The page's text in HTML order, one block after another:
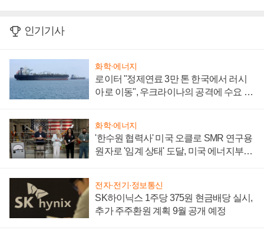
인기기사
화학·에너지
로이터 "정제연료 3만 톤 한국에서 러시
아로 이동", 우크라이나의 공격에 수요 늘
화학·에너지
'한수원 협력사' 미국 오클로 SMR 연구용
원자로 '임계 상태' 도달, 미국 에너지부
전자·전기·정보통신
SK하이닉스 1주당 375원 현금배당 실시,
추가 주주환원 계획 9월 공개 예정